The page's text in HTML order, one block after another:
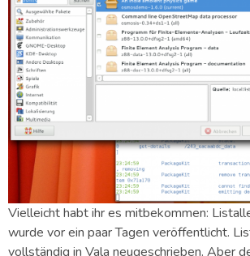
Vielleicht habt ihr es mitbekommen:
wurde vor ein paar Tagen veröffentlicht.
vollständig in Vala neugeschrieben. Aber